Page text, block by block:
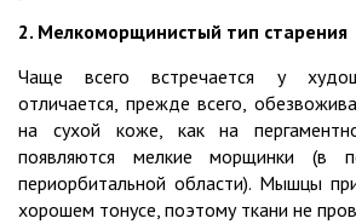
2. Мелкоморщинистый тип старения
Чаще всего встречается у
отличается, прежде всего,
на сухой коже, как на
появляются мелкие морщинки (в
периорбитальной области). Мышцы
хорошем тонусе, поэтому ткани не